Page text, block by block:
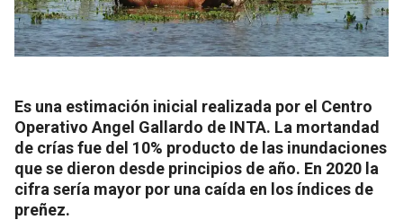
Es una estimación inicial realizada por el Centro
Operativo Angel Gallardo de INTA. La mortandad
de crías fue del 10% producto de las inundaciones
que se dieron desde principios de año. En 2020 la
cifra sería mayor por una caída en los índices de
preñez.